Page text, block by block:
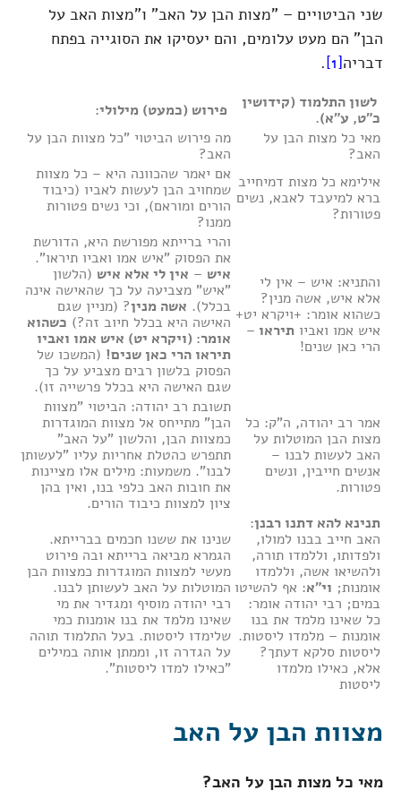
שני הביטויים – "מצות הבן על האב" ו"מצות האב על
הבן" הם מעט עלומים, והם יעסיקו את הסוגייה בפתח
דבריה[1]
.
לשון התלמוד (קידושין
כ"ט, ע"א).
פירוש (כמעט) מילולי:
מאי כל מצות הבן על
האב?
מה פירוש הביטוי "כל מצוות הבן על
האב?
אילימא כל מצות דמיחייב
ברא למיעבד לאבא, נשים
פטורות?
אם יאמר שהכוונה היא – כל מצוות
שמחויב הבן לעשות לאביו (כיבוד
הורים ומוראם), וכי נשים פטורות
ממנו?
והתניא: איש – אין לי
אלא איש, אשה מנין?
כשהוא אומר: +ויקרא יט+
איש אמו ואביותיראו–
הרי כאן שנים!
והרי ברייתא מפורשת היא, הדורשת
את הפסוק "איש אמו ואביו תיראו".
איש– אין לי אלא איש(הלשון
"איש" מצביעה על כך שהאישה אינה
בכלל).אשה מנין? (מניין שגם
האישה היא בכלל חיוב זה?)כשהוא
אומר: (ויקרא יט) איש אמו ואביו
תיראו הרי כאן שנים!(המשכו של
הפסוק בלשון רבים מצביע על כך
שגם האישה היא בכלל פרשייה זו).
אמר רב יהודה, ה"ק: כל
מצות הבן המוטלות על
האב לעשות לבנו –
אנשים חייבין, ונשים
פטורות.
תשובת רב יהודה: הביטוי "מצוות
הבן" מתייחס אל מצוות המוגדרות
כמצוות הבן, והלשון "על האב"
תתפרש כהטלת אחריות עליו "לעשותן
לבנו". משמעות: מילים אלו מציינות
את חובות האב כלפי בנו, ואין בהן
ציון למצוות כיבוד הורים.
תנינא להא דתנו רבנן:
האב חייב בבנו למולו,
ולפדותו, וללמדו תורה,
ולהשיאו אשה, וללמדו
אומנות;וי"א: אף להשיטו
במים; רבי יהודה אומר:
כל שאינו מלמד את בנו
אומנות – מלמדו ליסטות.
ליסטות סלקא דעתך?
אלא, כאילו מלמדו
ליסטות
שנינו את ששנו חכמים בברייתא.
הגמרא מביאה ברייתא ובה פירוט
מעשי למצוות המוגדרות כמצוות הבן
המוטלות על האב לעשותן לבנו.
רבי יהודה מוסיף ומגדיר את מי
שאינו מלמד את בנו אומנות כמי
שלימדו ליסטות. בעל התלמוד תוהה
על הגדרה זו, וממתן אותה במילים
"כאילו למדו ליסטות".
מצוות הבן על האב
מאי כל מצות הבן על האב?